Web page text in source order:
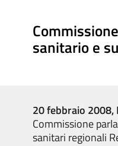
sanitario e
20 febbraio 2008,
Commissione
sanitari regionali